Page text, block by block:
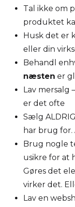
Tal ikke om
produktet
Husk det er
eller din
Behandl
næsten er
Lav mersalg
er det ofte
Sælg
har brug for.
Brug nogle
usikre for at
Gøres det
virker det.
Lav en